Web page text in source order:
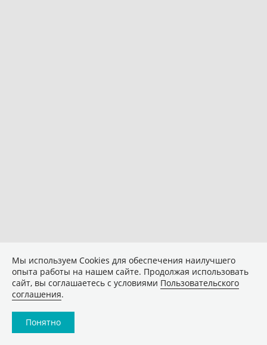
Мы используем Сookies для обеспечения наилучшего
опыта работы на нашем сайте. Продолжая использовать
сайт, вы соглашаетесь с условиями Пользовательского
соглашения.
Понятно